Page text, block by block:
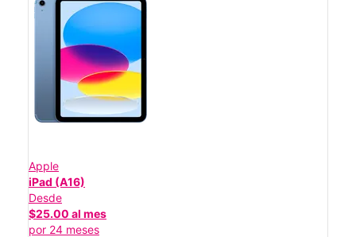
Apple
iPad (A16)
Desde
$25.00 al mes
por 24 meses